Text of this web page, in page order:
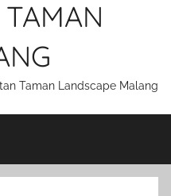
Taman Landscape Malang